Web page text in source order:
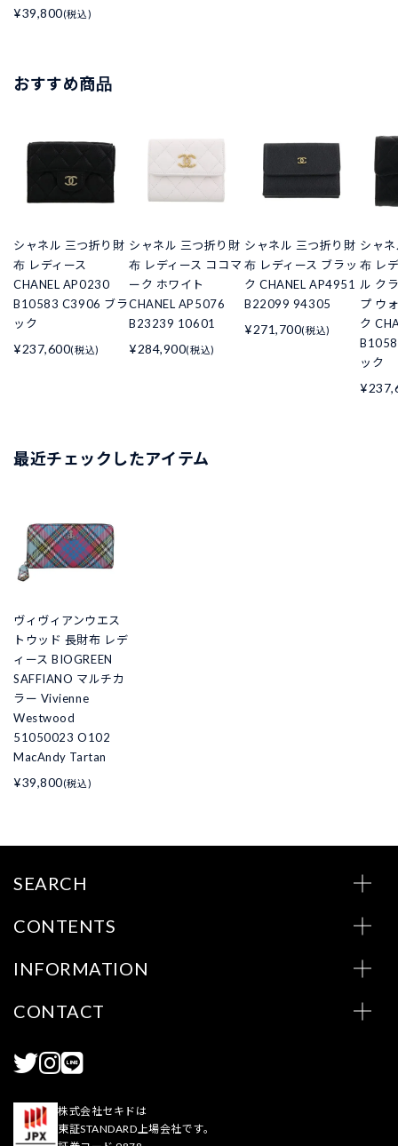
¥39,800(税込)
おすすめ商品
シャネル 三つ折り財
布 レディース
CHANEL AP0230
B10583 C3906 ブラ
ック
¥237,600(税込)
シャネル 三つ折り財
布 レディース ココマ
ーク ホワイト
CHANEL AP5076
B23239 10601
¥284,900(税込)
シャネル 三つ折り財
布 レディース ブラッ
ク CHANEL AP4951
B22099 94305
¥271,700(税込)
シャ
布 レ
ル ク
プ ウ
ク
ック
最近チェックしたアイテム
ヴィヴィアンウエス
トウッド 長財布 レデ
ィース BIOGREEN
SAFFIANO マルチカ
ラー Vivienne
Westwood
51050023 O102
MacAndy Tartan
¥39,800(税込)
SEARCH
CONTENTS
INFORMATION
CONTACT
株式会社セキドは
東証STANDARD上場会社です。